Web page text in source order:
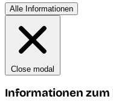
Alle Informationen
Close modal
Informationen